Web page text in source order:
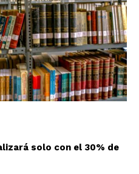
solo con el 30% de